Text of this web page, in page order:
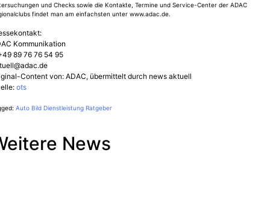
und Checks sowie die Kontakte, Termine und Service-Center der ADAC
findet man am einfachsten unter www.adac.de.
Kommunikation
89 76 76 54 95
Content von: ADAC, übermittelt durch news aktuell
ots
Auto Bild Dienstleistung Ratgeber
News